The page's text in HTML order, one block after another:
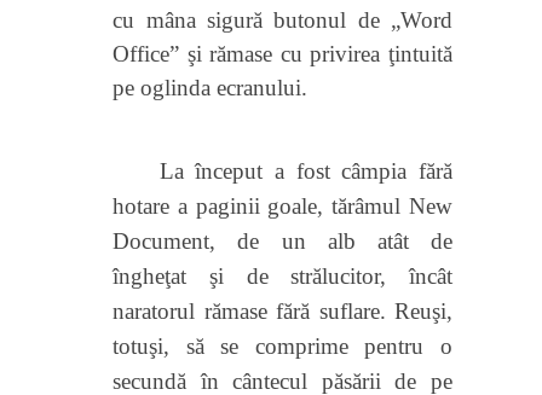
cu mâna sigură butonul de „Word
Office” şi rămase cu privirea ţintuită
pe oglinda ecranului.
La început a fost câmpia fără
hotare a paginii goale, tărâmul New
Document, de un alb atât de
îngheţat şi de strălucitor, încât
naratorul rămase fără suflare. Reuşi,
totuşi, să se comprime pentru o
secundă în cântecul păsării de pe